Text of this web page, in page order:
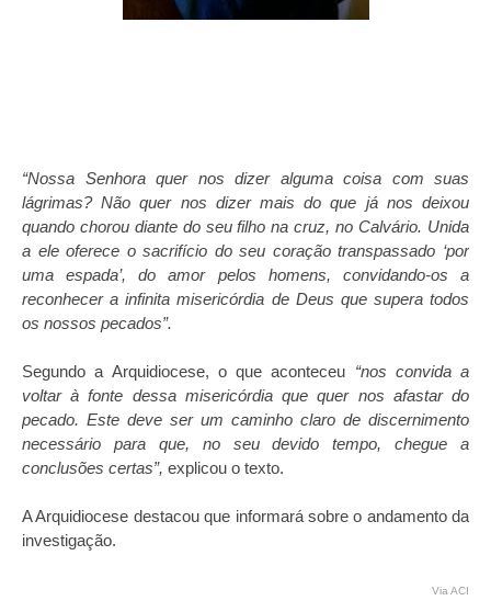
“Nossa Senhora quer nos dizer alguma coisa com suas
lágrimas? Não quer nos dizer mais do que já nos deixou
quando chorou diante do seu filho na cruz, no Calvário. Unida
a ele oferece o sacrifício do seu coração transpassado ‘por
uma espada’, do amor pelos homens, convidando-os a
reconhecer a infinita misericórdia de Deus que supera todos
os nossos pecados”.
Segundo a Arquidiocese, o que aconteceu “nos convida a
voltar à fonte dessa misericórdia que quer nos afastar do
pecado. Este deve ser um caminho claro de discernimento
necessário para que, no seu devido tempo, chegue a
conclusões certas”, explicou o texto.
A Arquidiocese destacou que informará sobre o andamento da
investigação.
Via ACI